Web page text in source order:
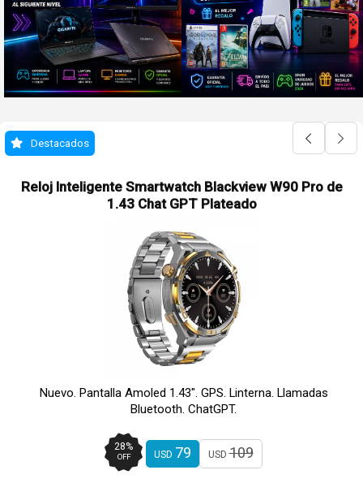
Destacados
Reloj Inteligente Smartwatch Blackview W90 Pro de
1.43 Chat GPT Plateado
Nuevo. Pantalla Amoled 1.43". GPS. Linterna. Llamadas
Bluetooth. ChatGPT.
28%
OFF USD 79 USD109